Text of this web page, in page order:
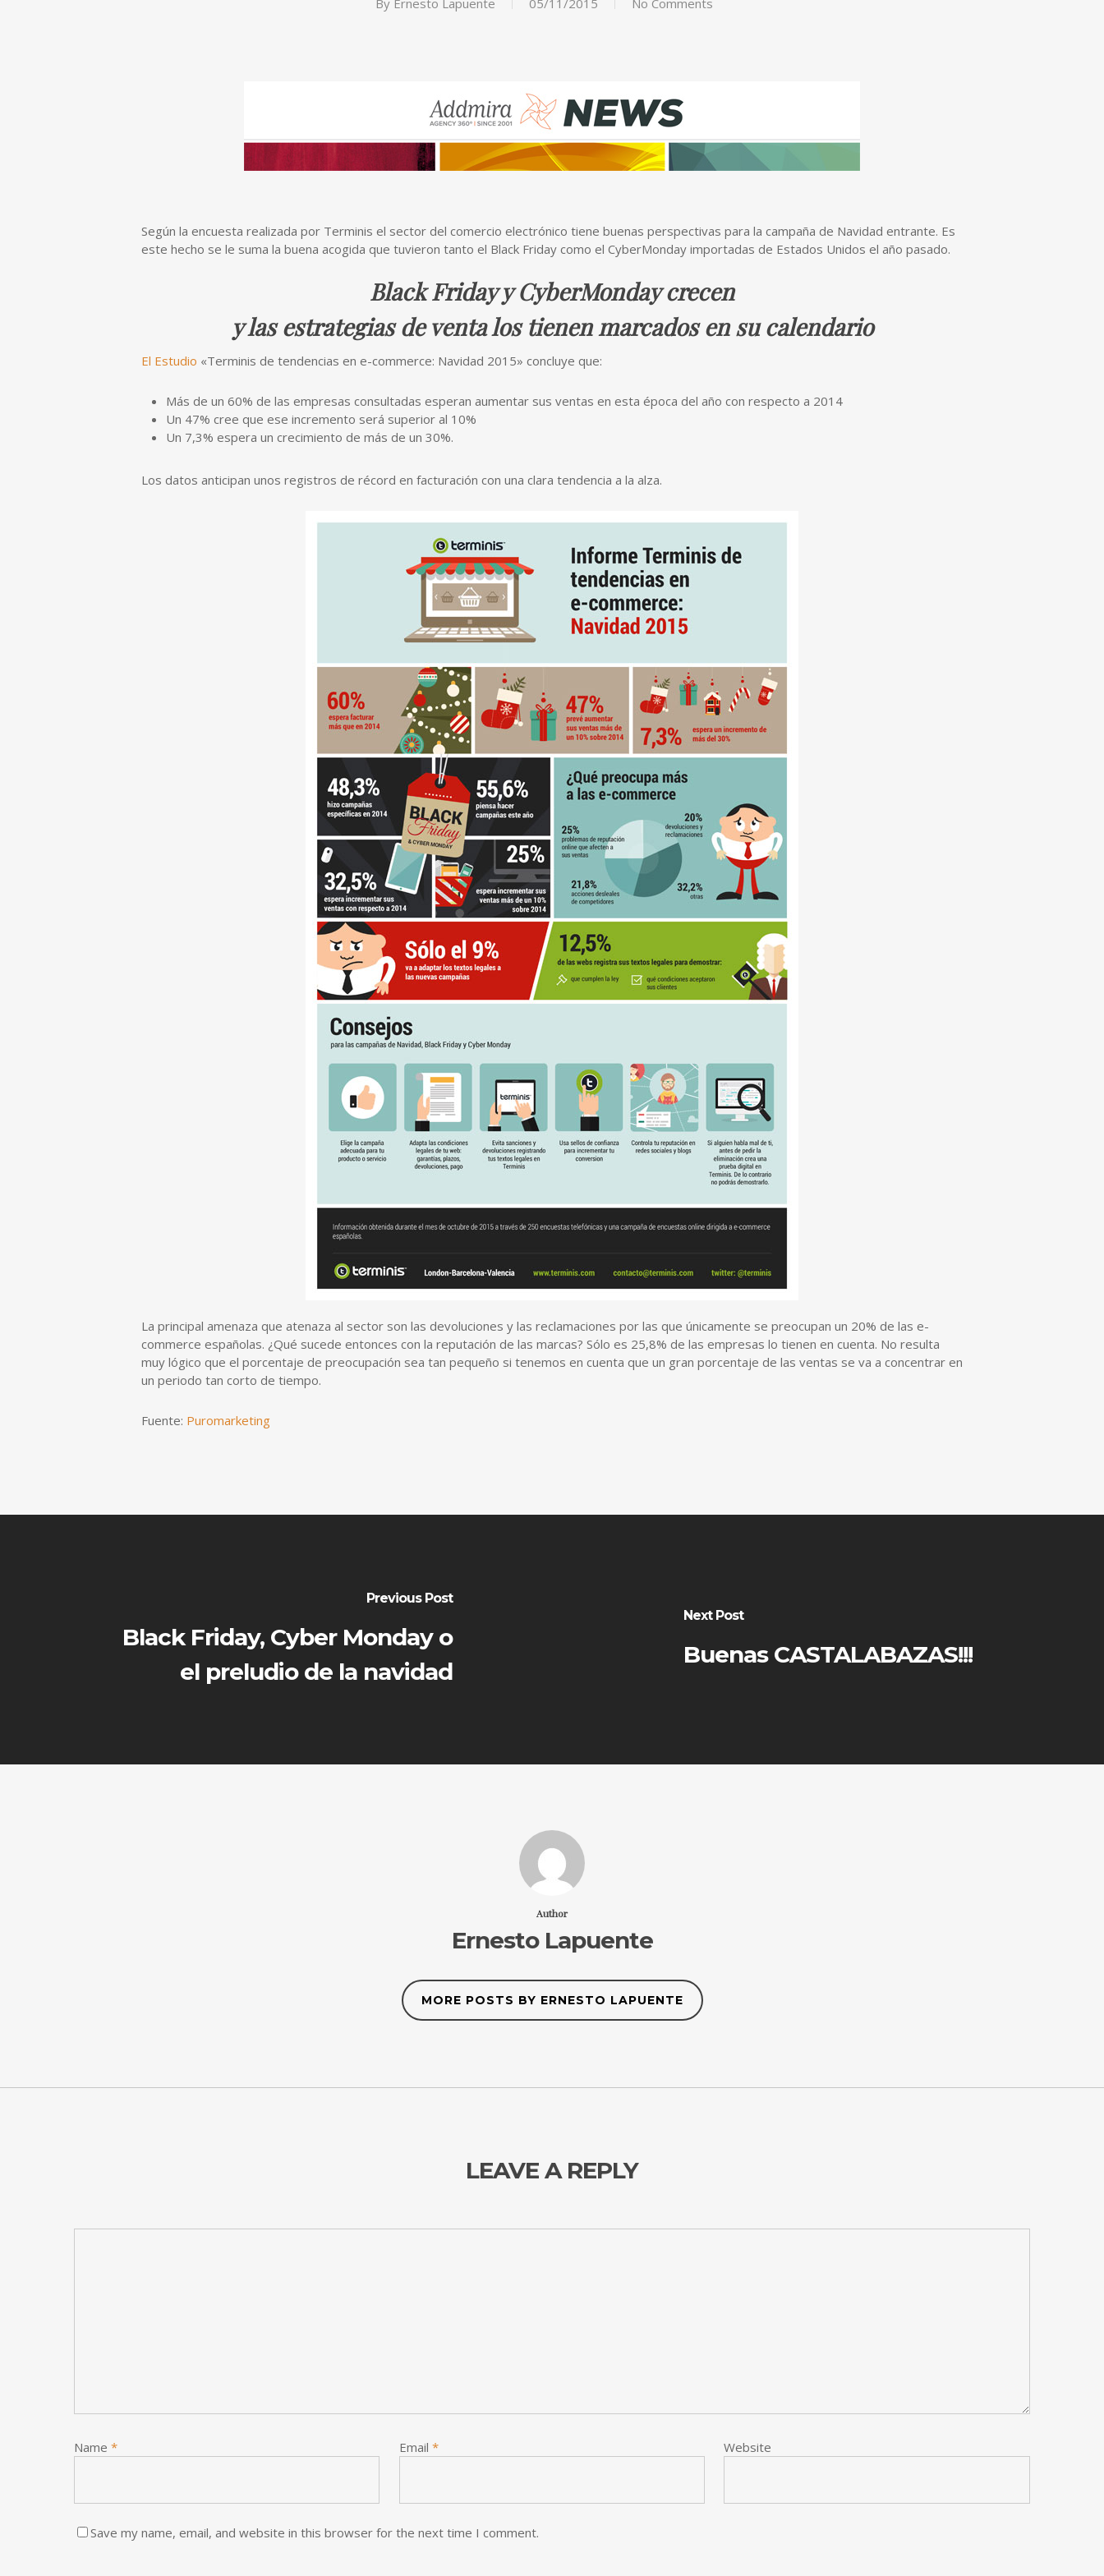
By Ernesto Lapuente 05/11/2015 No Comments
Según la encuesta realizada por Terminis el sector del comercio electrónico tiene buenas perspectivas para la campaña de Navidad entrante. Es
este hecho se le suma la buena acogida que tuvieron tanto el Black Friday como el CyberMonday importadas de Estados Unidos el año pasado.
Black Friday y CyberMonday crecen
y las estrategias de venta los tienen marcados en su calendario
El Estudio «Terminis de tendencias en e-commerce: Navidad 2015» concluye que:
Más de un 60% de las empresas consultadas esperan aumentar sus ventas en esta época del año con respecto a 2014
Un 47% cree que ese incremento será superior al 10%
Un 7,3% espera un crecimiento de más de un 30%.
Los datos anticipan unos registros de récord en facturación con una clara tendencia a la alza.
La principal amenaza que atenaza al sector son las devoluciones y las reclamaciones por las que únicamente se preocupan un 20% de las e-
commerce españolas. ¿Qué sucede entonces con la reputación de las marcas? Sólo es 25,8% de las empresas lo tienen en cuenta. No resulta
muy lógico que el porcentaje de preocupación sea tan pequeño si tenemos en cuenta que un gran porcentaje de las ventas se va a concentrar en
un periodo tan corto de tiempo.
Fuente: Puromarketing
Previous Post
Black Friday, Cyber Monday o
el preludio de la navidad
Next Post
Buenas CASTALABAZAS!!!
Author
Ernesto Lapuente
MORE POSTS BY ERNESTO LAPUENTE
LEAVE A REPLY
Name * Email * Website
Save my name, email, and website in this browser for the next time I comment.